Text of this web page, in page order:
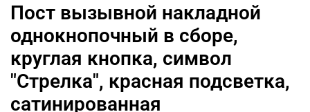
Пост вызывной накладной
однокнопочный в сборе,
круглая кнопка, символ
"Стрелка", красная подсветка,
сатинированная